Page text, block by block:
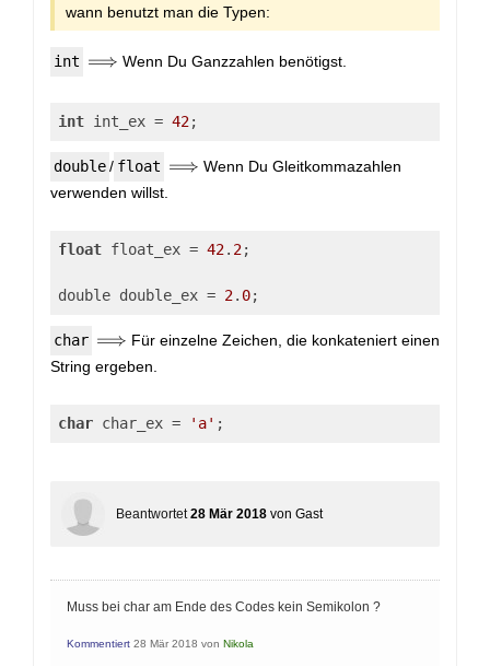
wann benutzt man die Typen:
int \Longrightarrow
⟹ Wenn Du Ganzzahlen benötigst.
int int_ex = 42;
double/ float \Longrightarrow
⟹ Wenn Du Gleitkommazahlen
verwenden willst.
float float_ex = 42. 2;
double double_ex = 2. 0;
char \Longrightarrow
⟹ Für einzelne Zeichen, die konkateniert einen
String ergeben.
char char_ex = 'a' ;
Beantwortet 28 Mär 2018 von Gast
Muss bei char am Ende des Codes kein Semikolon ?
Kommentiert 28 Mär 2018 von Nikola